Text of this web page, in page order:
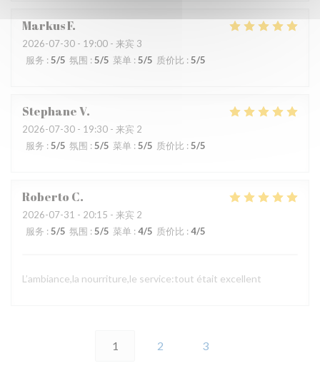
MarkusF
2026-07-30 - 19:00 - 来宾 3
服务 : 5/5 氛围 : 5/5 菜单 : 5/5 质价比 : 5/5
StephaneV
2026-07-30 - 19:30 - 来宾 2
服务 : 5/5 氛围 : 5/5 菜单 : 5/5 质价比 : 5/5
Roberto C
2026-07-31 - 20:15 - 来宾 2
服务 : 5/5 氛围 : 5/5 菜单 : 4/5 质价比 : 4/5
L’ambiance,la nourriture,le service:tout était excellent
1 2 3